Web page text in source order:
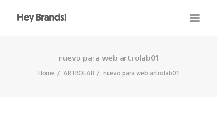
CONÓCENOS
nuevo para web artrolab01
Home ARTROLAB nuevo para web artrolab01